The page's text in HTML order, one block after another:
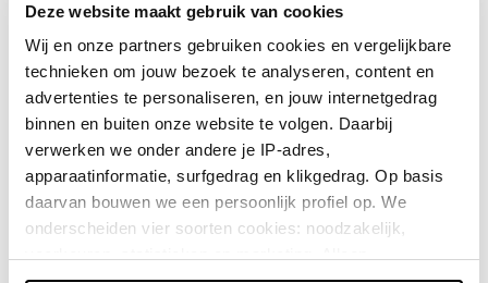
Deze website maakt gebruik van cookies
Wij en onze partners gebruiken cookies en vergelijkbare
technieken om jouw bezoek te analyseren, content en
advertenties te personaliseren, en jouw internetgedrag
binnen en buiten onze website te volgen. Daarbij
verwerken we onder andere je IP-adres,
apparaatinformatie, surfgedrag en klikgedrag. Op basis
daarvan bouwen we een persoonlijk profiel op. We
onderscheiden vier soorten cookies: noodzakelijk,
Online een betrouwbare en gevestigde naam in de
wereld van online modewinkels. Bovendien biedt
Sans Online de mogelijkheid om veilig achteraf te
betalen met Billink, zodat je pas betaalt wanneer je
zeker weet dat je tevreden bent met je bestelling.
Direct shoppen
Naar winkels